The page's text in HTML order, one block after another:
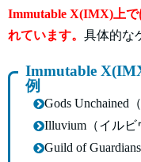
Immutable X(IMX)上
れています。 具体的な
Immutable
例
Gods Unchained
Illuvium（イルビ
Guild of